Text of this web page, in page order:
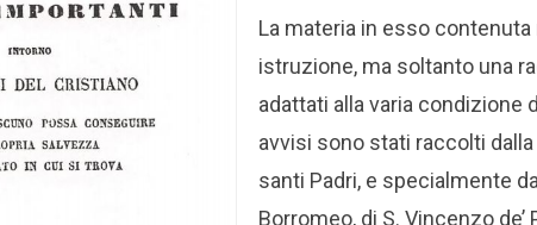
La materia in esso contenuta
istruzione, ma soltanto una
adattati alla varia condizione
avvisi sono stati raccolti
santi Padri, e specialmente
Borromeo, di S. Vincenzo de’